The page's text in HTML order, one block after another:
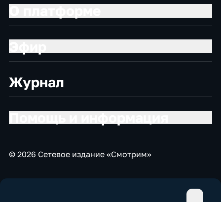
Журнал
© 2026 Сетевое издание «Смотрим»